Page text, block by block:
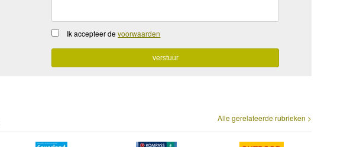
Ik accepteer devoorwaarden
Alle gerelateerde rubrieken >